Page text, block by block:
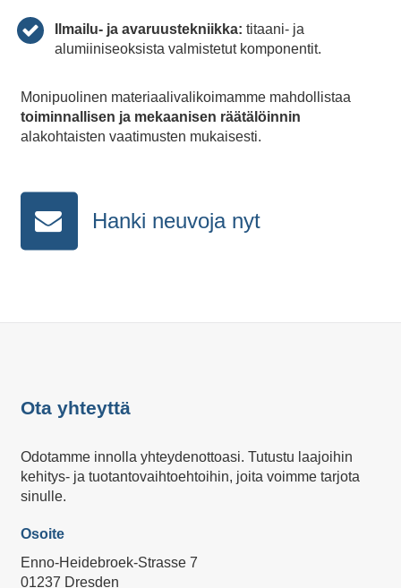
Ilmailu- ja avaruustekniikka: titaani- ja
alumiiniseoksista valmistetut komponentit.
Monipuolinen materiaalivalikoimamme mahdollistaa
toiminnallisen ja mekaanisen räätälöinnin
alakohtaisten vaatimusten mukaisesti.
Hanki neuvoja nyt
Ota yhteyttä
Odotamme innolla yhteydenottoasi. Tutustu laajoihin
kehitys- ja tuotantovaihtoehtoihin, joita voimme tarjota
sinulle.
Osoite
Enno-Heidebroek-Strasse 7
01237 Dresden